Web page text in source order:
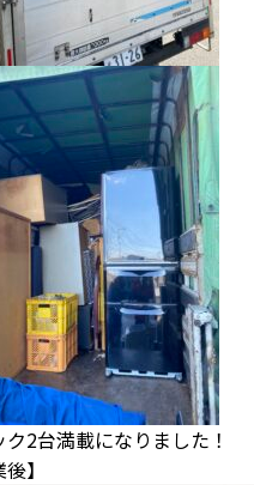
ク2台満載になりました！
】